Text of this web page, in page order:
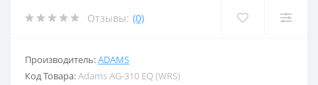
Отзывы: (0)
Производитель:ADAMS
Код Товара:Adams AG-310 EQ (WRS)